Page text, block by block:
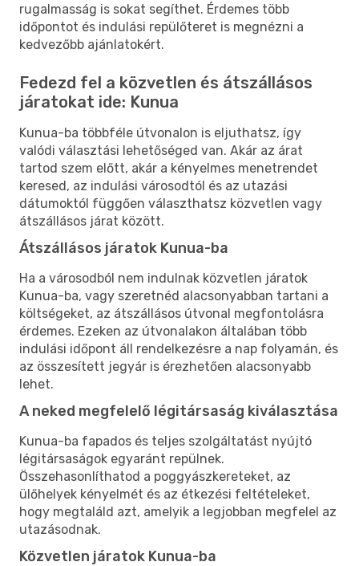
rugalmasság is sokat segíthet. Érdemes több
időpontot és indulási repülőteret is megnézni a
kedvezőbb ajánlatokért.
Fedezd fel a közvetlen és átszállásos
járatokat ide: Kunua
Kunua-ba többféle útvonalon is eljuthatsz, így
valódi választási lehetőséged van. Akár az árat
tartod szem előtt, akár a kényelmes menetrendet
keresed, az indulási városodtól és az utazási
dátumoktól függően választhatsz közvetlen vagy
átszállásos járat között.
Átszállásos járatok Kunua-ba
Ha a városodból nem indulnak közvetlen járatok
Kunua-ba, vagy szeretnéd alacsonyabban tartani a
költségeket, az átszállásos útvonal megfontolásra
érdemes. Ezeken az útvonalakon általában több
indulási időpont áll rendelkezésre a nap folyamán, és
az összesített jegyár is érezhetően alacsonyabb
lehet.
A neked megfelelő légitársaság kiválasztása
Kunua-ba fapados és teljes szolgáltatást nyújtó
légitársaságok egyaránt repülnek.
Összehasonlíthatod a poggyászkereteket, az
ülőhelyek kényelmét és az étkezési feltételeket,
hogy megtaláld azt, amelyik a legjobban megfelel az
utazásodnak.
Közvetlen járatok Kunua-ba